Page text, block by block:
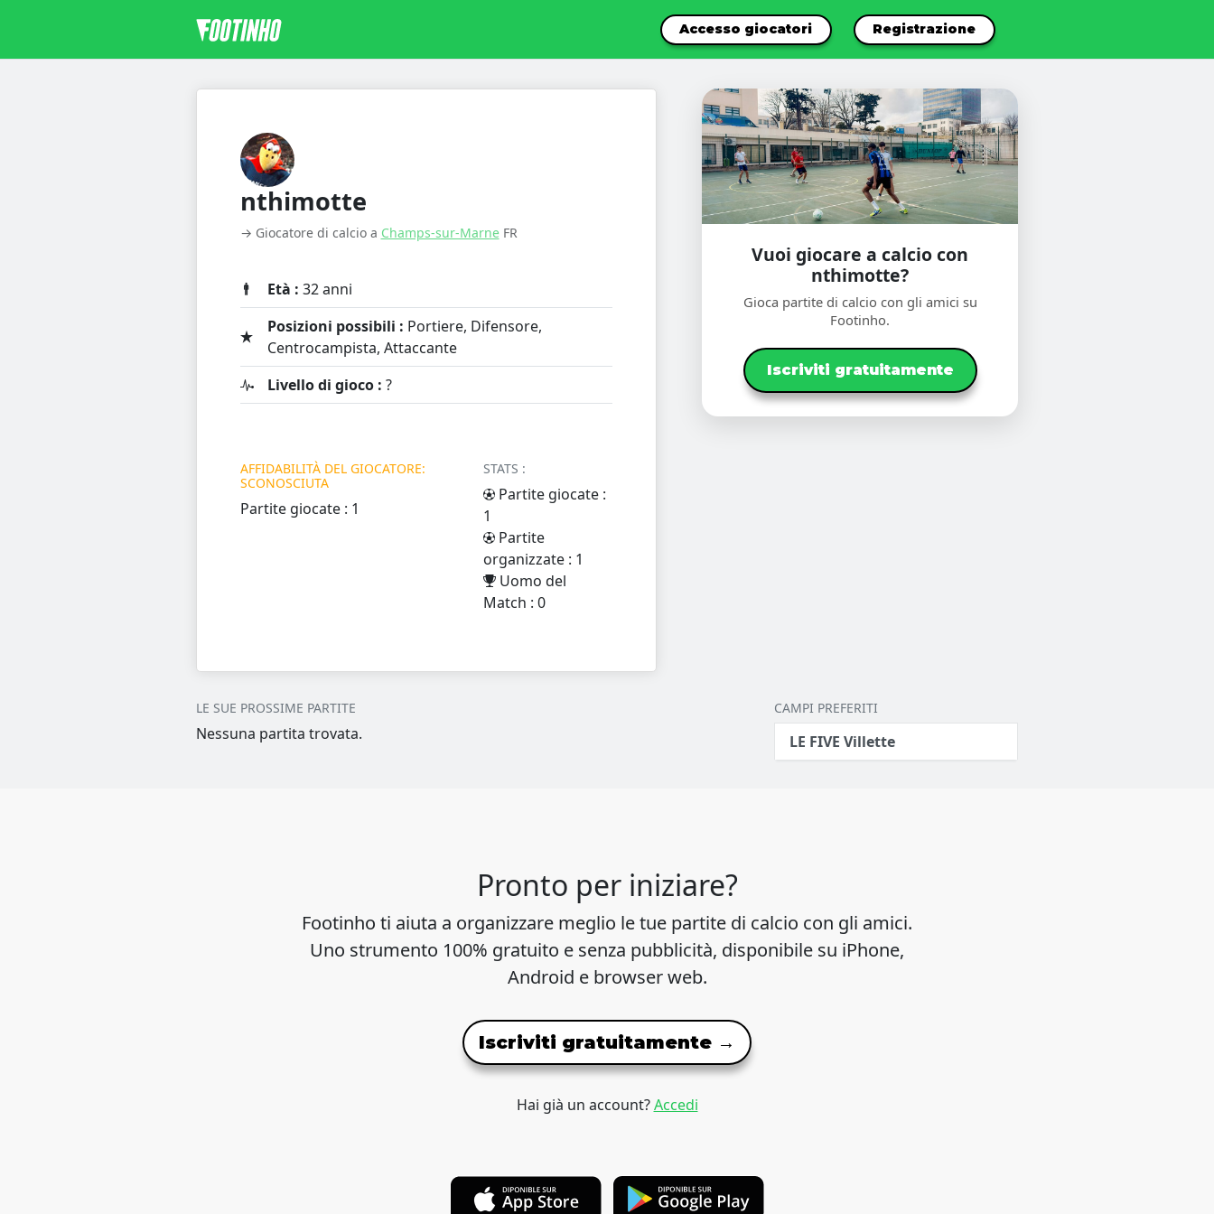
Accesso giocatori Registrazione
nthimotte
→ Giocatore di calcio a Champs-sur-MarneFR
Età : 32 anni
Posizioni possibili : Portiere, Difensore,
Centrocampista, Attaccante
Livello di gioco : ?
AFFIDABILITÀ DEL GIOCATORE:
SCONOSCIUTA
Partite giocate : 1
STATS :
Partite giocate :
1
Partite
organizzate : 1
Uomo del
Match : 0
Vuoi giocare a calcio con
nthimotte?
Gioca partite di calcio con gli amici su
Footinho.
Iscriviti gratuitamente
LE SUE PROSSIME PARTITE
Nessuna partita trovata.
CAMPI PREFERITI
LE FIVE Villette
Pronto per iniziare?
Footinho ti aiuta a organizzare meglio le tue partite di calcio con gli amici.
Uno strumento 100% gratuito e senza pubblicità, disponibile su iPhone,
Android e browser web.
Iscriviti gratuitamente →
Hai già un account?Accedi